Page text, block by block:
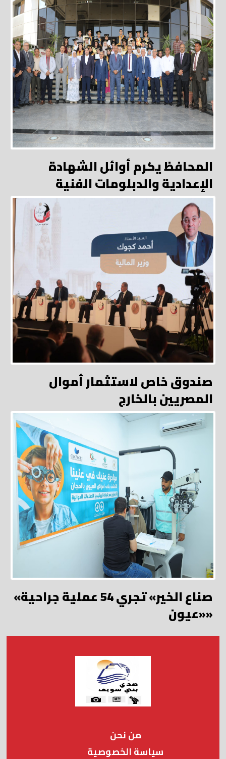
المحافظ يكرم أوائل الشهادة
الإعدادية والدبلومات الفنية
صندوق خاص لاستثمار أموال
المصريين بالخارج
«صناع الخير» تجري 54 عملية جراحية
«عيون»
من نحن
سياسة الخصوصية